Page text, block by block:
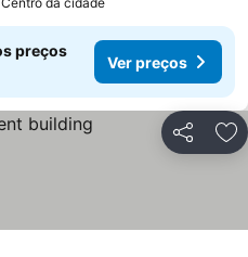
preços
Ver preços
Partilhar